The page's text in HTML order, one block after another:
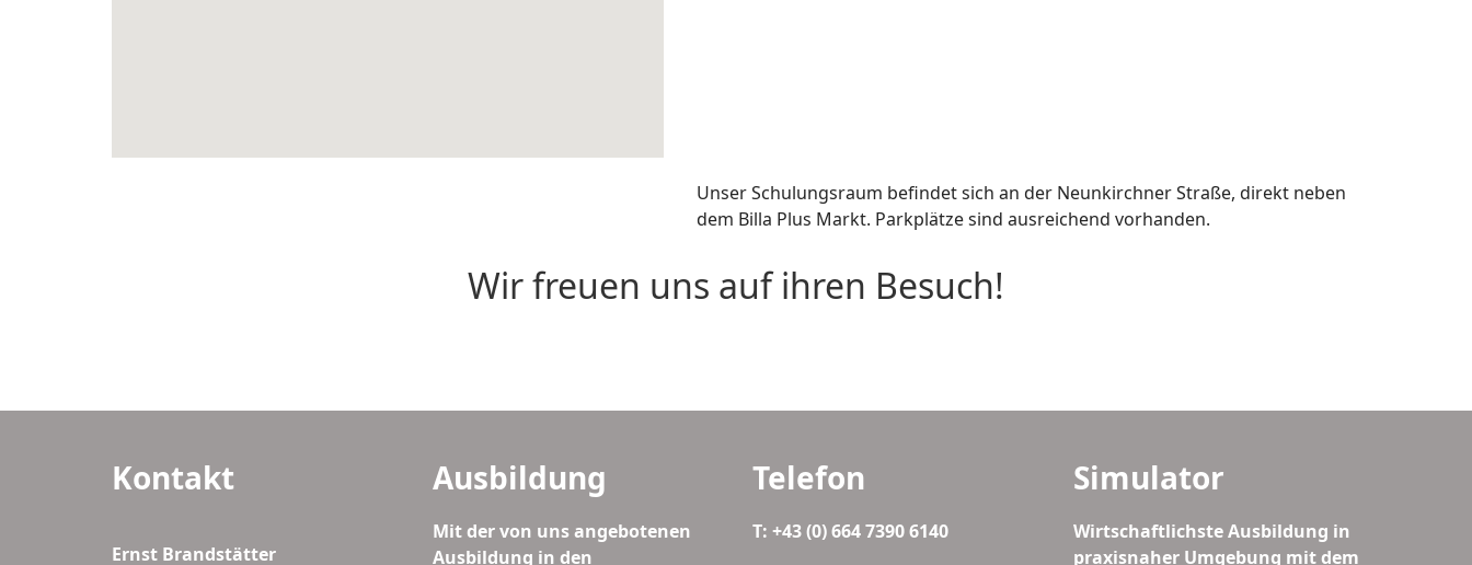
Unser Schulungsraum befindet sich an der Neunkirchner Straße, direkt neben
dem Billa Plus Markt. Parkplätze sind ausreichend vorhanden.
Wir freuen uns auf ihren Besuch!
Kontakt
Ernst Brandstätter
Ausbildung
Mit der von uns angebotenen
Ausbildung in den
Telefon
T: +43 (0) 664 7390 6140
Simulator
Wirtschaftlichste Ausbildung in
praxisnaher Umgebung mit dem